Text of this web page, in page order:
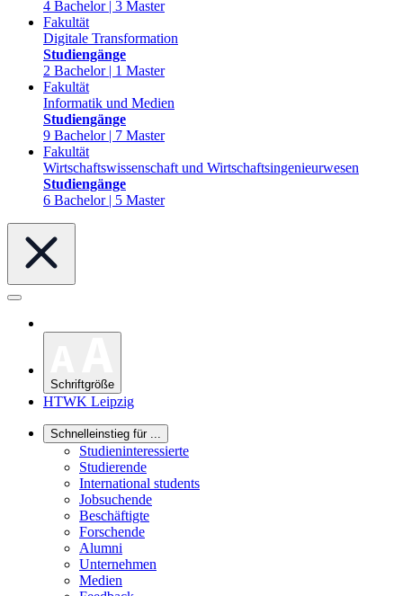
4 Bachelor | 3 Master
Fakultät
Digitale Transformation
Studiengänge
2 Bachelor | 1 Master
Fakultät
Informatik und Medien
Studiengänge
9 Bachelor | 7 Master
Fakultät
Wirtschaftswissenschaft und Wirtschaftsingenieurwesen
Studiengänge
6 Bachelor | 5 Master
Schriftgröße
HTWK Leipzig
Schnelleinstieg für ...
Studieninteressierte
Studierende
International students
Jobsuchende
Beschäftigte
Forschende
Alumni
Unternehmen
Medien